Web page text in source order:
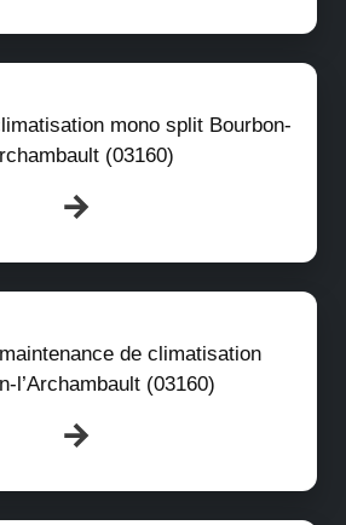
mono split Bourbon-
(03160)
de climatisation
l’Archambault (03160)